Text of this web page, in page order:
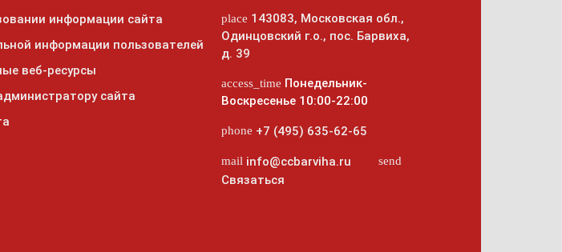
информации сайта
информации пользователей
веб-ресурсы
сайта
place 143083, Московская обл.,
Одинцовский г.о., пос. Барвиха,
д. 39
access_time Понедельник-
Воскресенье 10:00-22:00
phone +7 (495) 635-62-65
mail info@ccbarviha.ru send
Связаться